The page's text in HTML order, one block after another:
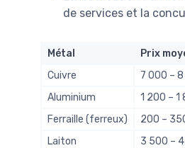
de services et la
Métal Prix
Cuivre
7 000 –
Aluminium
1 200 – 1
Ferraille (ferreux)
200 –
Laiton
3 500 –